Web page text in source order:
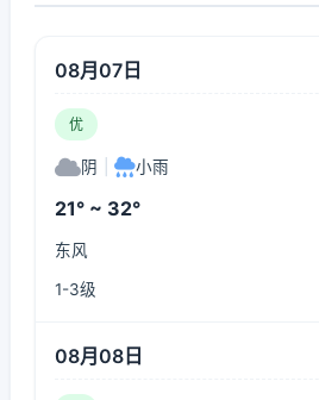
08月07日
优
阴 小雨
21° ~ 32°
东风
1-3级
08月08日